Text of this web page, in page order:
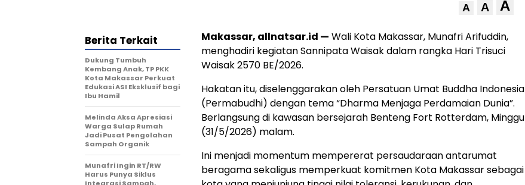
A A A
Makassar, allnatsar.id — Wali Kota Makassar, Munafri Arifuddin,
menghadiri kegiatan Sannipata Waisak dalam rangka Hari Trisuci
Waisak 2570 BE/2026.
Hakatan itu, diselenggarakan oleh Persatuan Umat Buddha Indonesia
(Permabudhi) dengan tema “Dharma Menjaga Perdamaian Dunia”.
Berlangsung di kawasan bersejarah Benteng Fort Rotterdam, Minggu
(31/5/2026) malam.
Ini menjadi momentum mempererat persaudaraan antarumat
beragama sekaligus memperkuat komitmen Kota Makassar sebagai
Berita Terkait
Dukung Tumbuh
Kembang Anak, TP PKK
Kota Makassar Perkuat
Edukasi ASI Eksklusif bagi
Ibu Hamil
Melinda Aksa Apresiasi
Warga Sulap Rumah
Jadi Pusat Pengolahan
Sampah Organik
Munafri Ingin RT/RW
Harus Punya Siklus